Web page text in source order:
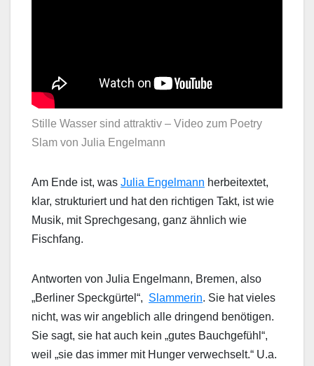
Stille Wasser sind attraktiv – Video zum Poetry
Slam von Julia Engelmann
Am Ende ist, was Julia Engelmann herbeitextet,
klar, strukturiert und hat den richtigen Takt, ist wie
Musik, mit Sprechgesang, ganz ähnlich wie
Fischfang.
Antworten von Julia Engelmann, Bremen, also
„Berliner Speckgürtel“, Slammerin. Sie hat vieles
nicht, was wir angeblich alle dringend benötigen.
Sie sagt, sie hat auch kein „gutes Bauchgefühl“,
weil „sie das immer mit Hunger verwechselt.“ U.a.